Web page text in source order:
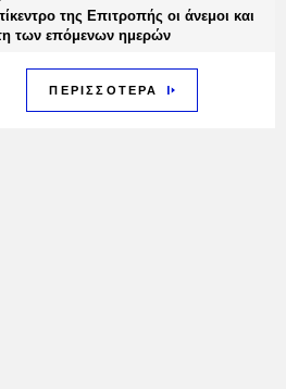
της Επιτροπής οι άνεμοι και
των επόμενων ημερών
ΠΕΡΙΣΣΟΤΕΡΑ